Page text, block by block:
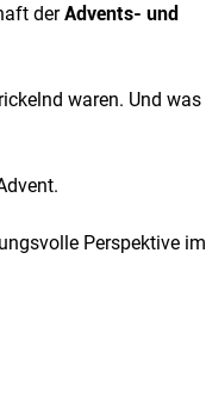
derAdvents- und
waren. Und was
Perspektive im